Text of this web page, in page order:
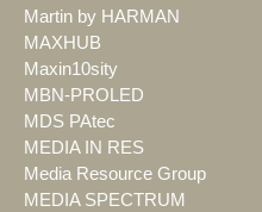
Martin by HARMAN
MAXHUB
Maxin10sity
MBN-PROLED
MDS PAtec
MEDIA IN RES
Media Resource Group
MEDIA SPECTRUM